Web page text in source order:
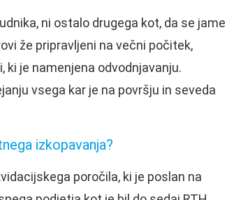
ni ostalo drugega kot, da se jame
že pripravljeni na večni počitek,
ki je namenjena odvodnjavanju.
vsega kar je na površju in seveda
izkopavanja?
poročila, ki je poslan na